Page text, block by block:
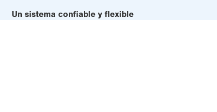
Un sistema confiable y flexible